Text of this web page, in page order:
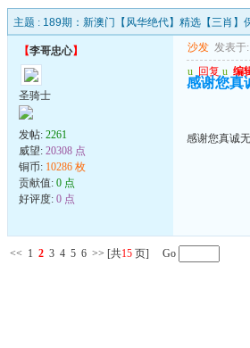
主题 : 189期：新澳门【风华绝代】精选【三肖】
【李哥忠心】
圣骑士
发帖: 2261
威望: 20308 点
铜币: 10286 枚
贡献值: 0 点
好评度: 0 点
沙发 发表于:
u 回复 u 编
感谢您真
感谢您真诚
<< 1 2 3 4 5 6 >> [共15 页] Go